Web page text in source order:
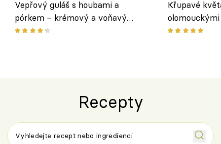
Vepřový guláš s houbami a
pórkem – krémový a voňavý
pokrm z jednoho hrnce
Křupavé
bezlepkový
Recepty